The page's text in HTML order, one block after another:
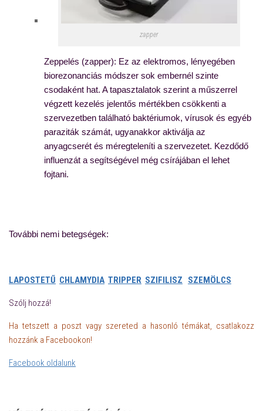
zapper
Zeppelés (zapper): Ez az elektromos, lényegében
biorezonanciás módszer sok embernél szinte
csodaként hat. A tapasztalatok szerint a műszerrel
végzett kezelés jelentős mértékben csökkenti a
szervezetben található baktériumok, vírusok és egyéb
paraziták számát, ugyanakkor aktiválja az
anyagcserét és méregteleníti a szervezetet. Kezdődő
influenzát a segítségével még csírájában el lehet
fojtani.
További nemi betegségek:
LAPOSTETŰ CHLAMYDIA TRIPPER SZIFILISZ SZEMÖLCS
Szólj hozzá!
Ha tetszett a poszt vagy szereted a hasonló témákat, csatlakozz
hozzánk a Facebookon!
Facebook oldalunk